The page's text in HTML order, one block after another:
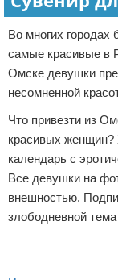
Во многих
самые красивые в
Омске девушки
несомненной
Что привезти из
красивых женщин?
календарь с
Все девушки на
внешностью.
злободневной